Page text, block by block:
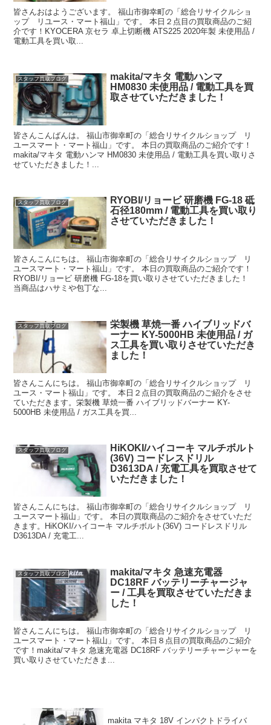
皆さんおはようございます。 福山市御幸町の「総合リサイクルショ
ップ リユース・マート福山」です。 本日２点目の買取商品のご紹
介です！KYOCERA 京セラ 卓上切断機 ATS225 2020年製 未使用品 /
電動工具を買い取...
スタッフ買取ブログ
makita/マキタ 電動ハンマ
HM0830 未使用品 / 電動工具を買
取させていただきました！
皆さんこんばんは。 福山市御幸町の「総合リサイクルショップ リ
ユースマート・マート福山」です。 本日の買取商品のご紹介です！
makita/マキタ 電動ハンマ HM0830 未使用品 / 電動工具を買い取りさ
せていただきました！...
スタッフ買取ブログ
RYOBI/リョービ 研磨機 FG-18 砥
石径180mm / 電動工具を買い取り
させていただきました！
皆さんこんにちは。 福山市御幸町の「総合リサイクルショップ リ
ユースマート・マート福山」です。 本日の買取商品のご紹介です！
RYOBI/リョービ 研磨機 FG-18を買い取りさせていただきました！
当商品はハサミや包丁な...
スタッフ買取ブログ
栄製機 草焼一番 ハイブリッドバ
ーナー KY-5000HB 未使用品 / ガ
ス工具を買い取りさせていただき
ました！
皆さんこんにちは。 福山市御幸町の「総合リサイクルショップ リ
ユース・マート福山」です。 本日２点目の買取商品のご紹介をさせ
ていただきます。栄製機 草焼一番 ハイブリッドバーナー KY-
5000HB 未使用品 / ガス工具を買...
スタッフ買取ブログ
HiKOKI/ハイコーキ マルチボルト
(36V) コードレスドリル
D3613DA / 充電工具を買取させて
いただきました！
皆さんこんにちは。 福山市御幸町の「総合リサイクルショップ リ
ユースマート福山」です。 本日の買取商品のご紹介をさせていただ
きます。HiKOKI/ハイコーキ マルチボルト(36V) コードレスドリル
D3613DA / 充電工...
スタッフ買取ブログ
makita/マキタ 急速充電器
DC18RF バッテリーチャージャ
ー / 工具を買取させていただきま
した！
皆さんこんにちは。 福山市御幸町の「総合リサイクルショップ リ
ユースマート・マート福山」です。 本日８点目の買取商品のご紹介
です！makita/マキタ 急速充電器 DC18RF バッテリーチャージャーを
買い取りさせていただきま...
makita マキタ 18V インパクトドライバ